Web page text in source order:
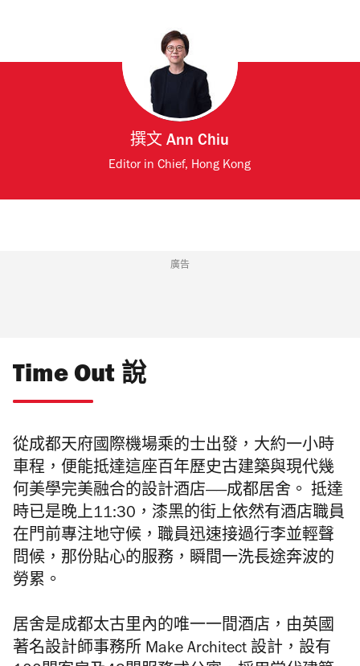
撰文Ann Chiu
Editor in Chief, Hong Kong
廣告
Time Out 說
從成都天府國際機場乘的士出發，大約一小時
車程，便能抵達這座百年歷史古建築與現代幾
何美學完美融合的設計酒店——成都居舍。 抵達
時已是晚上11:30，漆黑的街上依然有酒店職員
在門前專注地守候，職員迅速接過行李並輕聲
問候，那份貼心的服務，瞬間一洗長途奔波的
勞累。
居舍是成都太古里內的唯一一間酒店，由英國
著名設計師事務所 Make Architect 設計， 設有